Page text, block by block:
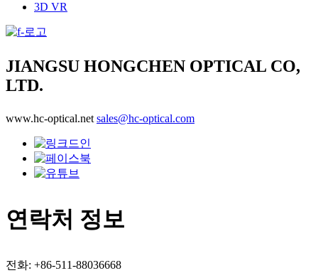
3D VR
JIANGSU HONGCHEN OPTICAL CO,
LTD.
www.hc-optical.net sales@hc-optical.com
연락처 정보
전화: +86-511-88036668